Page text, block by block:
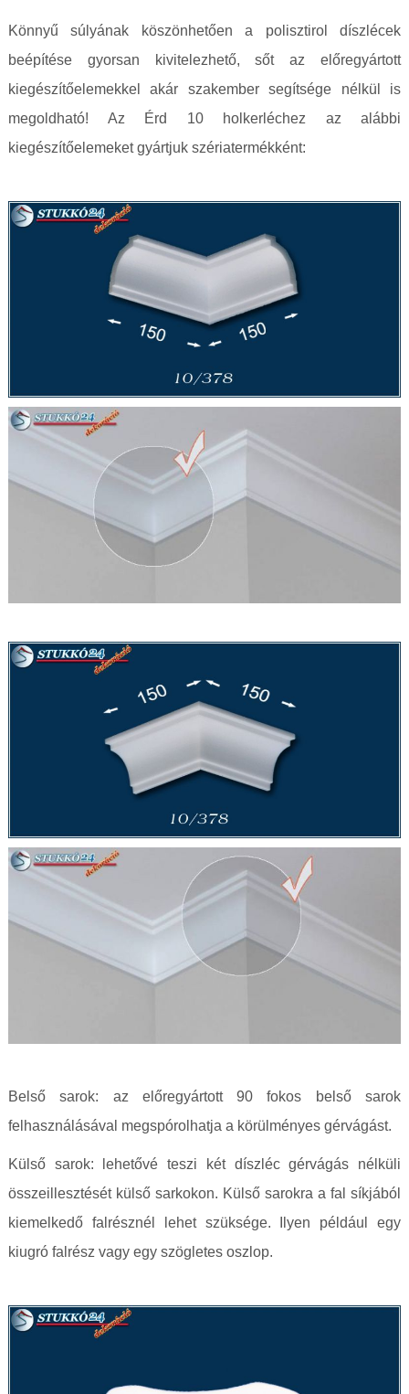
Könnyű súlyának köszönhetően a polisztirol díszlécek
beépítése gyorsan kivitelezhető, sőt az előregyártott
kiegészítőelemekkel akár szakember segítsége nélkül is
megoldható! Az Érd 10 holkerléchez az alábbi
kiegészítőelemeket gyártjuk szériatermékként:
Belső sarok: az előregyártott 90 fokos belső sarok
felhasználásával megspórolhatja a körülményes gérvágást.
Külső sarok: lehetővé teszi két díszléc gérvágás nélküli
összeillesztését külső sarkokon. Külső sarokra a fal síkjából
kiemelkedő falrésznél lehet szüksége. Ilyen például egy
kiugró falrész vagy egy szögletes oszlop.